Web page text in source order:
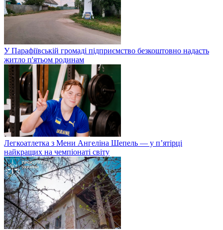
У Парафіївській громаді підприємство безкоштовно надасть
житло п'ятьом родинам
Легкоатлетка з Мени Ангеліна Шепель — у п’ятірці
найкращих на чемпіонаті світу